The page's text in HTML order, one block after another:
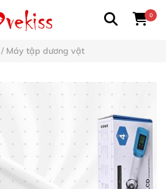
0
/ Máy tập dương vật